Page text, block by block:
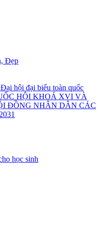
Đẹp
hội đại biểu toàn quốc
HỘI KHOÁ XVI VÀ
ĐỒNG NHÂN DÂN CÁC
học sinh